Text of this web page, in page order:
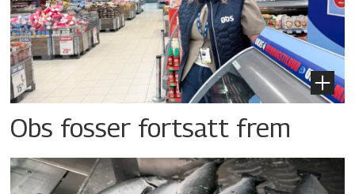
Obs fosser fortsatt frem